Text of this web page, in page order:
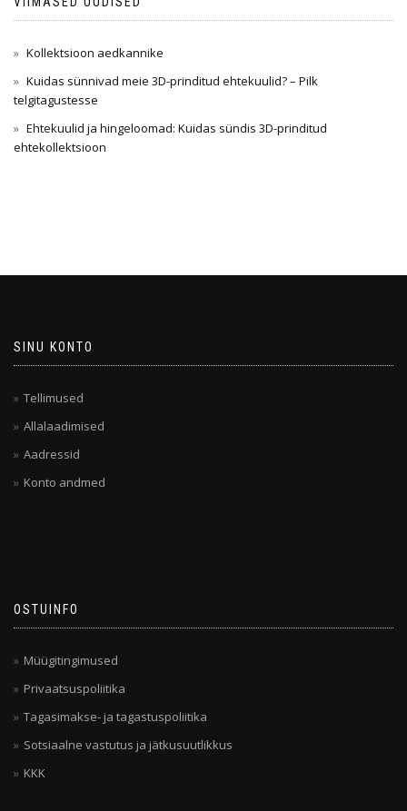
Kollektsioon aedkannike
Kuidas sünnivad meie 3D-prinditud ehtekuulid? – Pilk
telgitagustesse
Ehtekuulid ja hingeloomad: Kuidas sündis 3D-prinditud
ehtekollektsioon
SINU KONTO
Tellimused
Allalaadimised
Aadressid
Konto andmed
OSTUINFO
Müügitingimused
Privaatsuspoliitika
Tagasimakse- ja tagastuspoliitika
Sotsiaalne vastutus ja jätkusuutlikkus
KKK